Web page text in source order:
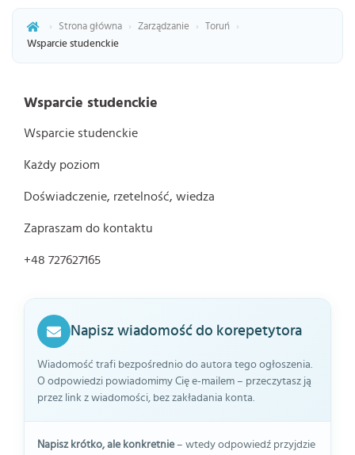
› Strona główna › Zarządzanie › Toruń
›
Wsparcie studenckie
Wsparcie studenckie
Wsparcie studenckie
Każdy poziom
Doświadczenie, rzetelność, wiedza
Zapraszam do kontaktu
+48 727627165
Napisz wiadomość do korepetytora
Wiadomość trafi bezpośrednio do autora tego ogłoszenia.
O odpowiedzi powiadomimy Cię e-mailem – przeczytasz ją
przez link z wiadomości, bez zakładania konta.
Napisz krótko, ale konkretnie– wtedy odpowiedź przyjdzie